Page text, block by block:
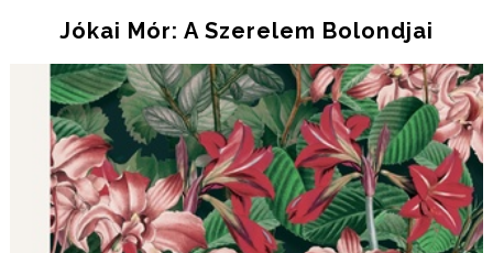
Jókai Mór: A Szerelem Bolondjai